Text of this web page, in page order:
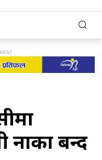
नाका बन्द